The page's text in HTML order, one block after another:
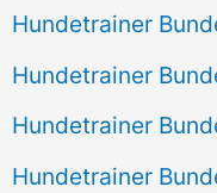
Hundetrainer
Hundetrainer
Hundetrainer
Hundetrainer